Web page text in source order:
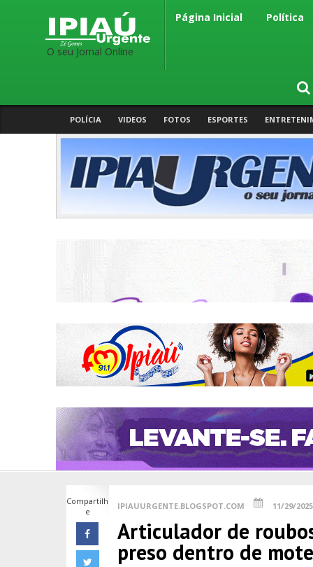
O seu Jornal Online
Página Inicial Política
POLÍCIA VIDEOS FOTOS ESPORTES
Compartilh
e
IPIAUURGENTE.BLOGSPOT.COM 11/29/
Articulador de
preso dentro de